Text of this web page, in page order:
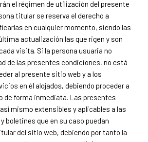
el régimen de utilización del presente
titular se reserva el derecho a
en cualquier momento, siendo las
actualización las que rigen y son
visita. Si la persona usuaria no
de las presentes condiciones, no está
al presente sitio web y a los
en él alojados, debiendo proceder a
de forma inmediata. Las presentes
mismo extensibles y aplicables a las
boletines que en su caso puedan
del sitio web, debiendo por tanto la